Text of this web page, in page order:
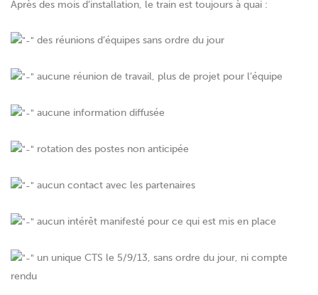
Après des mois d’installation, le train est toujours à quai :
des réunions d’équipes sans ordre du jour
aucune réunion de travail, plus de projet pour l’équipe
aucune information diffusée
rotation des postes non anticipée
aucun contact avec les partenaires
aucun intérêt manifesté pour ce qui est mis en place
un unique CTS le 5/9/13, sans ordre du jour, ni compte
rendu